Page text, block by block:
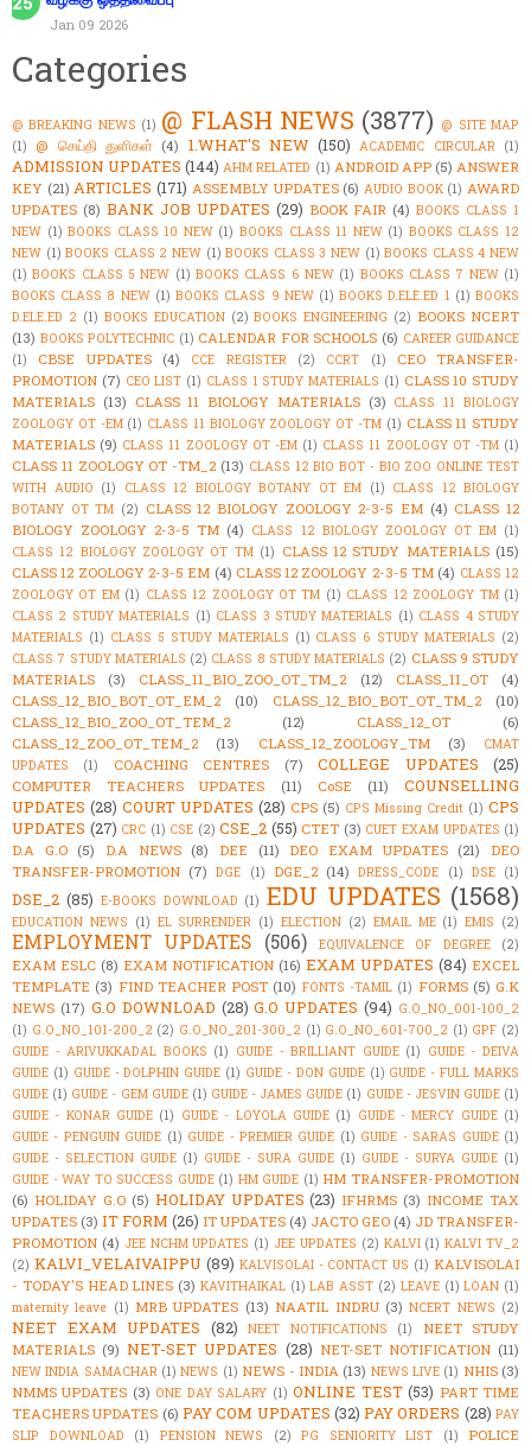
Jan 09 2026
Categories
@ BREAKING NEWS (1) @ FLASH NEWS (3877) @ SITE MAP
(1) @ செய்தி துளிகள் (4) 1.WHAT'S NEW (150) ACADEMIC CIRCULAR (1)
ADMISSION UPDATES (144) AHM RELATED (1) ANDROID APP (5) ANSWER
KEY (21) ARTICLES (171) ASSEMBLY UPDATES (6) AUDIO BOOK (1) AWARD
UPDATES (8) BANK JOB UPDATES (29) BOOK FAIR (4) BOOKS CLASS 1
NEW (1) BOOKS CLASS 10 NEW (1) BOOKS CLASS 11 NEW (1) BOOKS CLASS 12
NEW (1) BOOKS CLASS 2 NEW (1) BOOKS CLASS 3 NEW (1) BOOKS CLASS 4 NEW
(1) BOOKS CLASS 5 NEW (1) BOOKS CLASS 6 NEW (1) BOOKS CLASS 7 NEW (1)
BOOKS CLASS 8 NEW (1) BOOKS CLASS 9 NEW (1) BOOKS D.ELE.ED 1 (1) BOOKS
D.ELE.ED 2 (1) BOOKS EDUCATION (2) BOOKS ENGINEERING (2) BOOKS NCERT
(13) BOOKS POLYTECHNIC (1) CALENDAR FOR SCHOOLS (6) CAREER GUIDANCE
(1)
CBSE UPDATES (4) CCE REGISTER (2) CCRT (1)
CEO TRANSFER-
PROMOTION (7) CEO LIST (1) CLASS 1 STUDY MATERIALS (1) CLASS 10 STUDY
MATERIALS (13) CLASS 11 BIOLOGY MATERIALS (3) CLASS 11 BIOLOGY
ZOOLOGY OT -EM (1) CLASS 11 BIOLOGY ZOOLOGY OT -TM (1) CLASS 11 STUDY
MATERIALS (9) CLASS 11 ZOOLOGY OT -EM (1) CLASS 11 ZOOLOGY OT -TM (1)
CLASS 11 ZOOLOGY OT -TM_2 (13) CLASS 12 BIO BOT - BIO ZOO ONLINE TEST
WITH AUDIO (1) CLASS 12 BIOLOGY BOTANY OT EM (1) CLASS 12 BIOLOGY
BOTANY OT TM (2) CLASS 12 BIOLOGY ZOOLOGY 2-3-5 EM (4) CLASS 12
BIOLOGY ZOOLOGY 2-3-5 TM (4) CLASS 12 BIOLOGY ZOOLOGY OT EM (1)
CLASS 12 BIOLOGY ZOOLOGY OT TM (1) CLASS 12 STUDY MATERIALS (15)
CLASS 12 ZOOLOGY 2-3-5 EM (4) CLASS 12 ZOOLOGY 2-3-5 TM (4) CLASS 12
ZOOLOGY OT EM (1) CLASS 12 ZOOLOGY OT TM (1) CLASS 12 ZOOLOGY TM (1)
CLASS 2 STUDY MATERIALS (1) CLASS 3 STUDY MATERIALS (1) CLASS 4 STUDY
MATERIALS (1) CLASS 5 STUDY MATERIALS (1) CLASS 6 STUDY MATERIALS (2)
CLASS 7 STUDY MATERIALS (2) CLASS 8 STUDY MATERIALS (2) CLASS 9 STUDY
MATERIALS
(3) CLASS_11_BIO_ZOO_OT_TM_2 (12) CLASS_11_OT
(4)
CLASS_12_BIO_BOT_OT_EM_2
(10) CLASS_12_BIO_BOT_OT_TM_2
(10)
CLASS_12_BIO_ZOO_OT_TEM_2
(12) CLASS_12_OT
(6)
CLASS_12_ZOO_OT_TEM_2
(13) CLASS_12_ZOOLOGY_TM (3)
CMAT
UPDATES
(1) COACHING CENTRES (7) COLLEGE UPDATES (25)
COMPUTER TEACHERS UPDATES (11) CoSE (11)
COUNSELLING
UPDATES (28) COURT UPDATES (28) CPS (5) CPS Missing Credit (1) CPS
UPDATES (27) CRC (1) CSE (2) CSE_2 (55) CTET (3) CUET EXAM UPDATES (1)
D.A G.O (5) D.A NEWS (8) DEE (11) DEO EXAM UPDATES (21)
DEO
TRANSFER-PROMOTION (7) DGE (1) DGE_2 (14) DRESS_CODE (1) DSE (1)
DSE_2 (85) E-BOOKS DOWNLOAD (1) EDU UPDATES (1568)
EDUCATION NEWS (1) EL SURRENDER (1) ELECTION (2) EMAIL ME (1) EMIS (2)
EMPLOYMENT UPDATES (506) EQUIVALENCE OF DEGREE (2)
EXAM ESLC (8) EXAM NOTIFICATION (16) EXAM UPDATES (84) EXCEL
TEMPLATE (3) FIND TEACHER POST (10) FONTS -TAMIL (1) FORMS (5) G.K
NEWS (17) G.O DOWNLOAD (28) G.O UPDATES (94) G.O_NO_001-100_2
(1) G.O_NO_101-200_2 (2) G.O_NO_201-300_2 (1) G.O_NO_601-700_2 (1) GPF (2)
GUIDE - ARIVUKKADAL BOOKS (1) GUIDE - BRILLIANT GUIDE (1) GUIDE - DEIVA
GUIDE (1) GUIDE - DOLPHIN GUIDE (1) GUIDE - DON GUIDE (1) GUIDE - FULL MARKS
GUIDE (1) GUIDE - GEM GUIDE (1) GUIDE - JAMES GUIDE (1) GUIDE - JESVIN GUIDE (1)
GUIDE - KONAR GUIDE (1) GUIDE - LOYOLA GUIDE (1) GUIDE - MERCY GUIDE (1)
GUIDE - PENGUIN GUIDE (1) GUIDE - PREMIER GUIDE (1) GUIDE - SARAS GUIDE (1)
GUIDE - SELECTION GUIDE (1) GUIDE - SURA GUIDE (1) GUIDE - SURYA GUIDE (1)
GUIDE - WAY TO SUCCESS GUIDE (1) HM GUIDE (1) HM TRANSFER-PROMOTION
(6) HOLIDAY G.O (5) HOLIDAY UPDATES (23) IFHRMS (3) INCOME TAX
UPDATES (3) IT FORM (26) IT UPDATES (4) JACTO GEO (4) JD TRANSFER-
PROMOTION (4) JEE NCHM UPDATES (1) JEE UPDATES (2) KALVI (1) KALVI TV_2
(2) KALVI_VELAIVAIPPU (89) KALVISOLAI - CONTACT US (1) KALVISOLAI
- TODAY'S HEAD LINES (3) KAVITHAIKAL (1) LAB ASST (2) LEAVE (1) LOAN (1)
maternity leave (1) MRB UPDATES (13) NAATIL INDRU (3) NCERT NEWS (2)
NEET EXAM UPDATES (82) NEET NOTIFICATIONS (1)
NEET STUDY
MATERIALS (9) NET-SET UPDATES (28) NET-SET NOTIFICATION (11)
NEW INDIA SAMACHAR (1) NEWS (1) NEWS - INDIA (13) NEWS LIVE (1) NHIS (3)
NMMS UPDATES (3) ONE DAY SALARY (1) ONLINE TEST (53) PART TIME
TEACHERS UPDATES (6) PAY COM UPDATES (32) PAY ORDERS (28) PAY
SLIP DOWNLOAD
(1) PENSION NEWS (2) PG SENIORITY LIST (1)
POLICE